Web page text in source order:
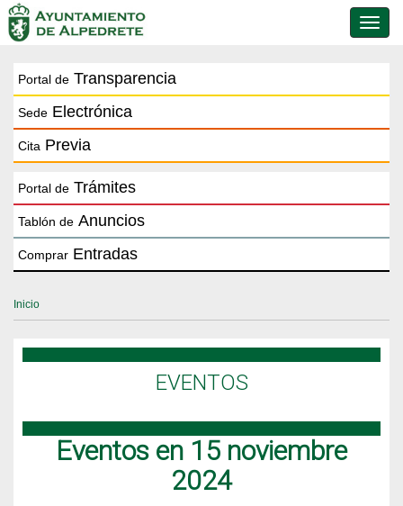
de
Portal de Transparencia
Sede Electrónica
Cita Previa
Portal de Trámites
Tablón de Anuncios
Comprar Entradas
Inicio
EVENTOS
Eventos en 15 noviembre
2024